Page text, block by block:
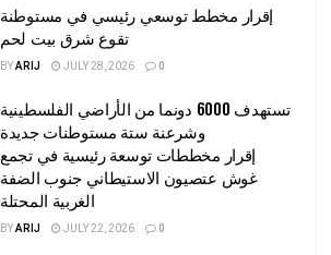
إقرار مخطط توسعي رئيسي في مستوطنة
تقوع شرق بيت لحم
BYARIJ JULY 28, 2026 0
تستهدف 6000 دونما من الأراضي الفلسطينية
وشرعنة ستة مستوطنات جديدة
إقرار مخططات توسعة رئيسية في تجمع
غوش عتصيون الاستيطاني جنوب الضفة
الغربية المحتلة
BYARIJ JULY 22, 2026 0